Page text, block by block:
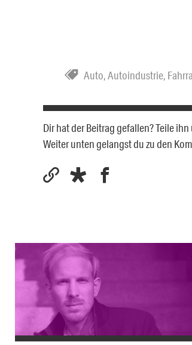
Auto,Autoindustrie,
Dir hat der Beitrag gefallen? Teile
Weiter unten gelangst du zu den